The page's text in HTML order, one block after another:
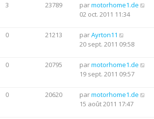
3 23789 parmotorhome1.de
02 oct. 2011 11:34
0 21213 parAyrton11
20 sept. 2011 09:58
0 20795 parmotorhome1.de
19 sept. 2011 09:57
0 20620 parmotorhome1.de
15 août 2011 17:47